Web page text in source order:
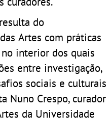
do
Artes com práticas
interior dos quais
entre investigação,
sociais e culturais
Nuno Crespo, curador
da Universidade